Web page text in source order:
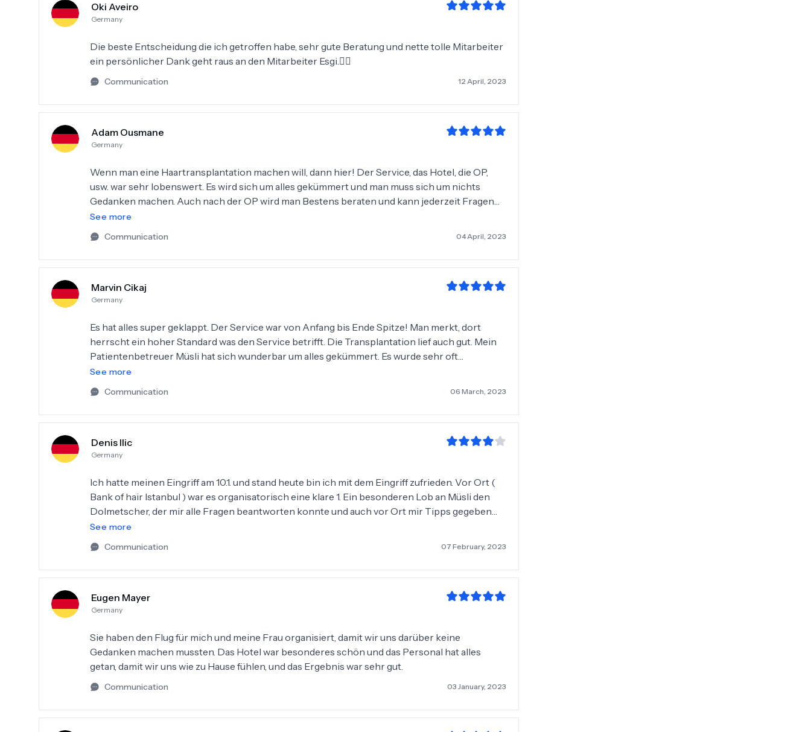
Oki Aveiro
Germany
Die beste Entscheidung die ich getroffen habe, sehr gute Beratung und nette tolle Mitarbeiter
ein persönlicher Dank geht raus an den Mitarbeiter Esgi.✌🏼
Communication 12 April, 2023
Adam Ousmane
Germany
Wenn man eine Haartransplantation machen will, dann hier! Der Service, das Hotel, die OP,
usw. war sehr lobenswert. Es wird sich um alles gekümmert und man muss sich um nichts
Gedanken machen. Auch nach der OP wird man Bestens beraten und kann jederzeit Fragen
stellen, falls man sich bei etwas unsicher ist. Definitiv 5 Sterne verdient!
See more
Communication
04 April, 2023
Marvin Cikaj
Germany
Es hat alles super geklappt. Der Service war von Anfang bis Ende Spitze! Man merkt, dort
herrscht ein hoher Standard was den Service betrifft. Die Transplantation lief auch gut. Mein
Patientenbetreuer Müsli hat sich wunderbar um alles gekümmert. Es wurde sehr oft
nachgefragt wie es einem geht und ob man was braucht. Das Hotel war ebenfalls sehr gut. Es
war gut ausgestattet und sehr sauber. Eine Kleinigkeit hat mich jedoch etwas gestört. Man
konnte vor der OP nicht Frühstücken, da man schon sehr früh in der Klinik sein musste ( in
meinem Fall 6:30 Uhr in der Lobby warten bis mich jemand abholt). Da das Frühstück erst 7
bekommen und am Ende der OP nochmal eine Mahlzeit. Im großen und ganzen bin ich sehr
zufrieden und würde es jedem weiterempfehlen!
See more
Communication
06 March, 2023
Denis Ilic
Germany
Ich hatte meinen Eingriff am 10.1. und stand heute bin ich mit dem Eingriff zufrieden. Vor Ort (
Bank of hair Istanbul ) war es organisatorisch eine klare 1. Ein besonderen Lob an Müsli den
Dolmetscher, der mir alle Fragen beantworten konnte und auch vor Ort mir Tipps gegeben
hat mit der Verpflegung und allem weiteren. Die Klinik ist ausgezeichnet und höchst
professionell, ein Lob an das Team von Bank of Hair. Leider kann ich nicht die volle Punktzahl
geben, da der Ablauf vor der Op (Kommunikation), nicht verlief wie ich es mir vorstellte. Lange
warte Zeiten, mehrere Zahlungsaufforderungen, obwohl ich diese bereist vorher getätigt habe.
weiterempfehlen.
See more
Communication
07 February, 2023
Eugen Mayer
Germany
Sie haben den Flug für mich und meine Frau organisiert, damit wir uns darüber keine
Gedanken machen mussten. Das Hotel war besonderes schön und das Personal hat alles
getan, damit wir uns wie zu Hause fühlen, und das Ergebnis war sehr gut.
Communication 03 January, 2023